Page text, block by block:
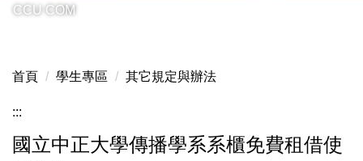
CCU COM
首頁 學生專區 其它規定與辦法
:::
國立中正大學傳播學系系櫃免費租借使